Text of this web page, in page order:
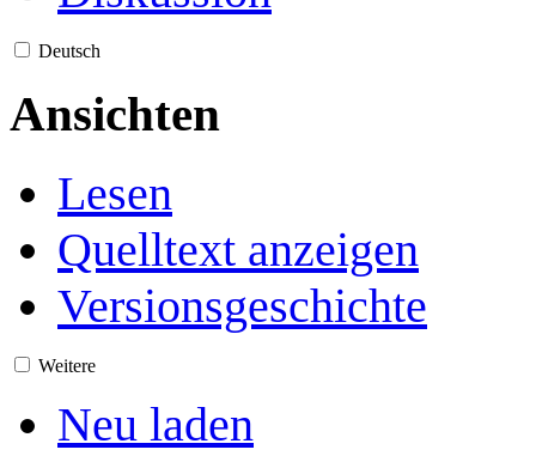
Deutsch
Ansichten
Lesen
Quelltext anzeigen
Versionsgeschichte
Weitere
Neu laden